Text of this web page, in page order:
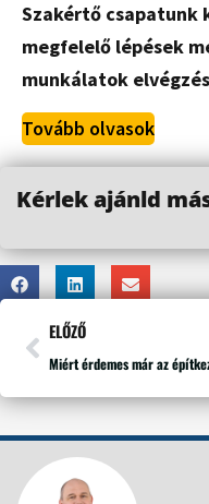
Szakértő csapatunk
megfelelő lépések
munkálatok
Tovább olvasok
Kérlek ajánld
ELŐZŐ